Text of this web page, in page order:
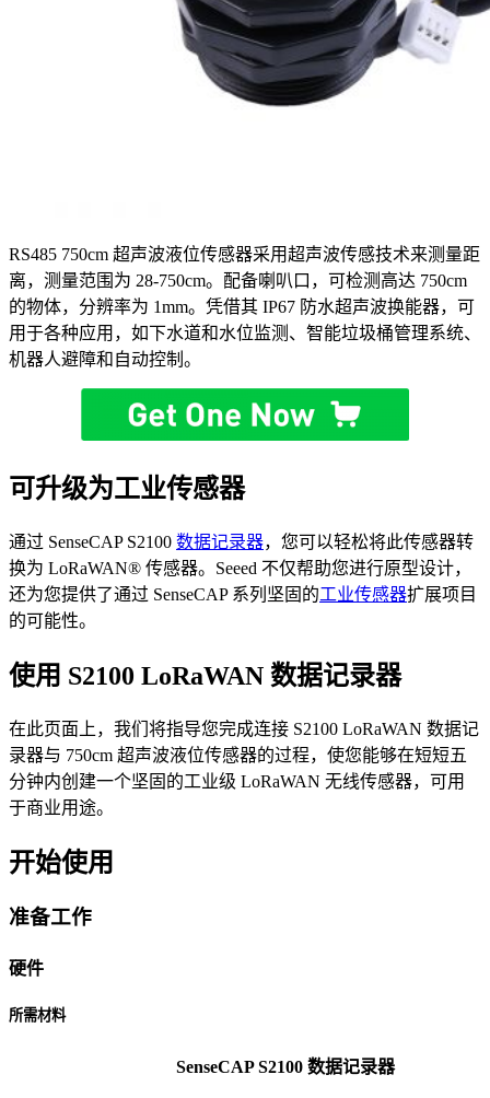
RS485 750cm 超声波液位传感器采用超声波传感技术来测量距
离，测量范围为 28-750cm。配备喇叭口，可检测高达 750cm
的物体，分辨率为 1mm。凭借其 IP67 防水超声波换能器，可
用于各种应用，如下水道和水位监测、智能垃圾桶管理系统、
机器人避障和自动控制。
可升级为工业传感器
通过 SenseCAP S2100 数据记录器，您可以轻松将此传感器转
换为 LoRaWAN® 传感器。Seeed 不仅帮助您进行原型设计，
还为您提供了通过 SenseCAP 系列坚固的工业传感器扩展项目
的可能性。
使用 S2100 LoRaWAN 数据记录器
在此页面上，我们将指导您完成连接 S2100 LoRaWAN 数据记
录器与 750cm 超声波液位传感器的过程，使您能够在短短五
分钟内创建一个坚固的工业级 LoRaWAN 无线传感器，可用
于商业用途。
开始使用
准备工作
硬件
所需材料
SenseCAP S2100 数据记录器